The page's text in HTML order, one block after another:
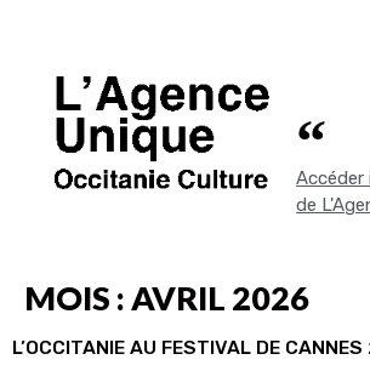
Accéder
de
MOIS :AVRIL 2026
L’OCCITANIE AU FESTIVAL DE